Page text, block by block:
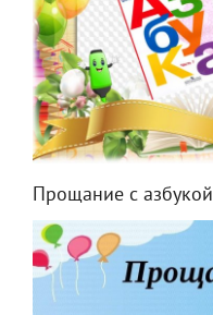
Прощание с азбукой